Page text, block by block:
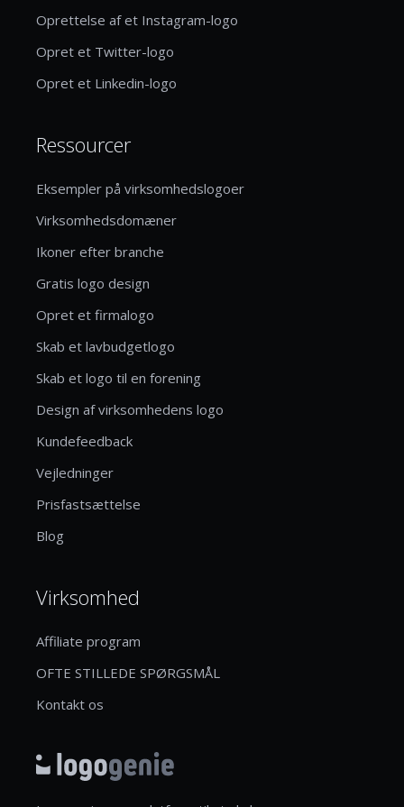
Oprettelse af et Instagram-logo
Opret et Twitter-logo
Opret et Linkedin-logo
Ressourcer
Eksempler på virksomhedslogoer
Virksomhedsdomæner
Ikoner efter branche
Gratis logo design
Opret et firmalogo
Skab et lavbudgetlogo
Skab et logo til en forening
Design af virksomhedens logo
Kundefeedback
Vejledninger
Prisfastsættelse
Blog
Virksomhed
Affiliate program
OFTE STILLEDE SPØRGSMÅL
Kontakt os